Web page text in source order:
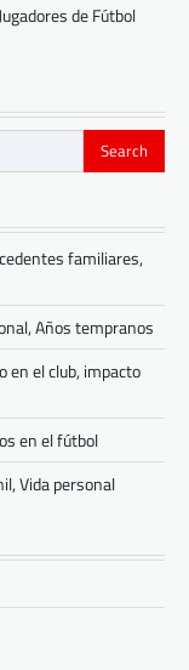
de Fútbol
familiares,
Años tempranos
en el club, impacto
en el fútbol
Vida personal